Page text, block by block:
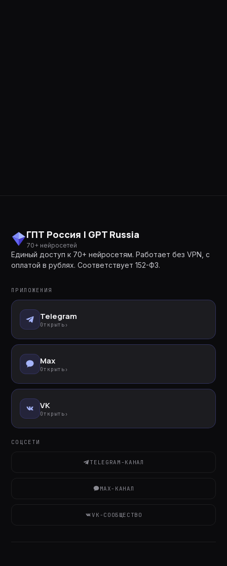
ГПТ Россия | GPT Russia
70+ нейросетей
Единый доступ к 70+ нейросетям. Работает без VPN, с
оплатой в рублях. Соответствует 152-ФЗ.
ПРИЛОЖЕНИЯ
Telegram
Открыть ›
Max
Открыть ›
VK
Открыть ›
СОЦСЕТИ
TELEGRAM-КАНАЛ
MAX-КАНАЛ
VK-СООБЩЕСТВО